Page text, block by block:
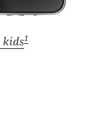
kids1